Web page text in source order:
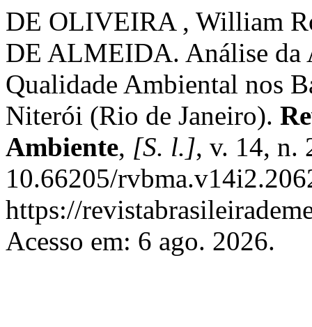
DE OLIVEIRA , William
DE ALMEIDA. Análise da
Qualidade Ambiental nos
Niterói (Rio de Janeiro).
Ambiente, [S. l.], v. 14, n.
10.66205/
https://
Acesso em: 6 ago. 2026.